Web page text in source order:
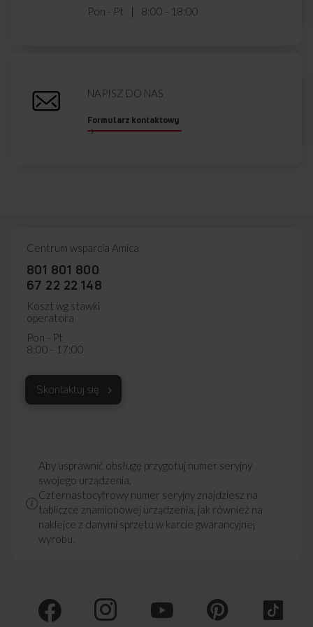
Dzięki niskiemu poziomowi hałasu, jaki emitowany
A
SZEROKOŚĆ
GŁĘBOKOŚĆ
C
Przedstawiony rysunek ma charakter poglądowy, może różnić
się od oryginału. Rysunek przedstawia wymiary netto.
Pon - Pt 8:00 - 18:00
NAPISZ DO NAS
Formularz kontaktowy
Centrum wsparcia Amica
801 801 800
67 22 22 148
Koszt wg stawki
operatora
Pon - Pt
8:00 - 17:00
Skontaktuj się
Aby usprawnić obsługę przygotuj numer seryjny
swojego urządzenia.
Czternastocyfrowy numer seryjny znajdziesz na
tabliczce znamionowej urządzenia, jak również na
naklejce z danymi sprzętu w karcie gwarancyjnej
wyrobu.